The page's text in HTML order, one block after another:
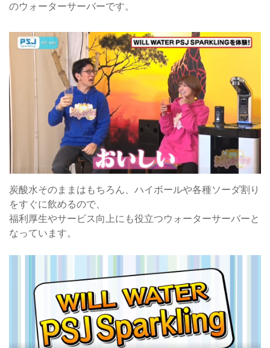
のウォーターサーバーです。
炭酸水そのままはもちろん、ハイボールや各種ソーダ割り
をすぐに飲めるので、
福利厚生やサービス向上にも役立つウォーターサーバーと
なっています。